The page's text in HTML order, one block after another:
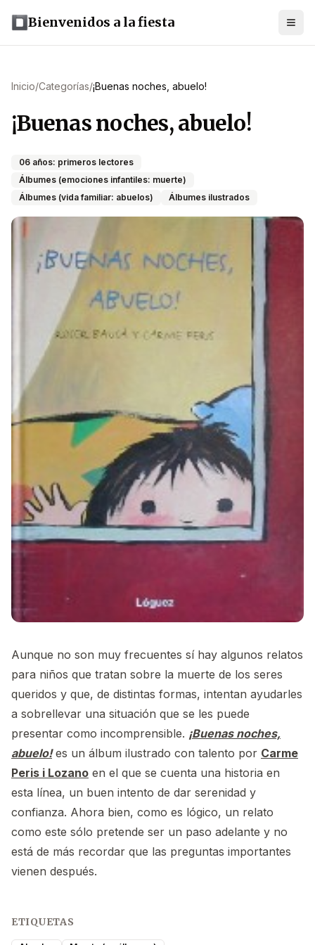
Bienvenidos a la fiesta
Inicio/Categorías/¡Buenas noches, abuelo!
¡Buenas noches, abuelo!
06 años: primeros lectores
Álbumes (emociones infantiles: muerte)
Álbumes (vida familiar: abuelos)
Álbumes ilustrados
Aunque no son muy frecuentes sí hay algunos relatos
para niños que tratan sobre la muerte de los seres
queridos y que, de distintas formas, intentan ayudarles
a sobrellevar una situación que se les puede
presentar como incomprensible. ¡Buenas noches,
abuelo!es un álbum ilustrado con talento por Carme
Peris i Lozano en el que se cuenta una historia en
esta línea, un buen intento de dar serenidad y
confianza. Ahora bien, como es lógico, un relato
como este sólo pretende ser un paso adelante y no
está de más recordar que las preguntas importantes
vienen después.
ETIQUETAS